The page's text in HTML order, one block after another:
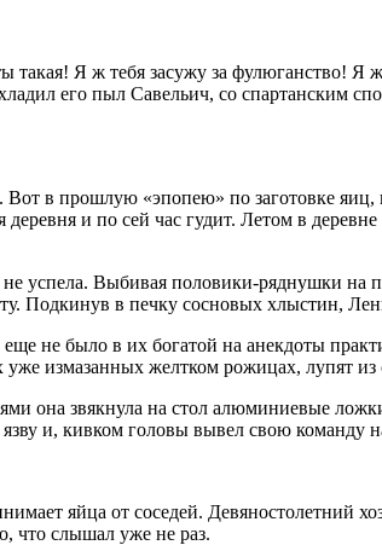
Я ж тебя засужу за фулюганство! Я
его пыл Савельич, со спартанским
в прошлую «эпопею» по заготовке яиц,
и по сей час гудит. Летом в
успела. Выбивая половики-ряднушки на
Подкинув в печку сосновых хлыстин,
еще не было в их богатой на анекдоты
измазанных желтком рожицах, лупят
она звякнула на стол алюминиевые
и, кивком головы вывел свою команду
яйца от соседей. Девяностолетний
что слышал уже не раз.